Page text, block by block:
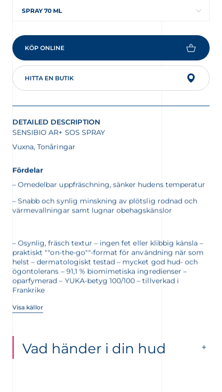
SPRAY 70 ML
KÖP ONLINE
HITTA EN BUTIK
DETAILED DESCRIPTION
SENSIBIO AR+ SOS SPRAY
Vuxna, Tonåringar
Fördelar
– Omedelbar uppfräschning, sänker hudens temperatur
– Snabb och synlig minskning av plötslig rodnad och
värmevallningar samt lugnar obehagskänslor
– Osynlig, fräsch textur – ingen fet eller klibbig känsla –
praktiskt ""on-the-go""-format för användning när som
helst – dermatologiskt testad – mycket god hud- och
ögontolerans – 91,1 % biomimetiska ingredienser –
oparfymerad – YUKA-betyg 100/100 – tillverkad i
Frankrike
Visa källor
Vad händer i din hud